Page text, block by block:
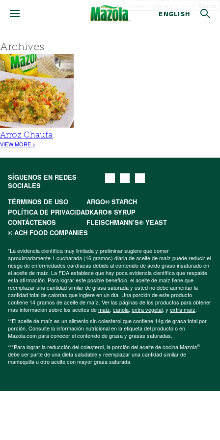
ENGLISH
Archives
Arroz Chaufa
VIEW MORE >
SÍGUENOS EN REDES
SOCIALES
TÉRMINOS DE USO
ARGO® STARCH
POLÍTICA DE PRIVACIDADKARO® SYRUP
CONTÁCTENOS
FLEISCHMANN’S® YEAST
© ACH FOOD COMPANIES
*La evidencia científica muy limitada y preliminar sugiere que comer
aproximadamente 1 cucharada (16 gramos) diaria de aceite de maíz puede reducir el
riesgo de enfermedades cardíacas debido al contenido de ácido graso insaturado en
el aceite de maíz. La FDA establece que hay poca evidencia científica que respalde
esta afirmación. Para lograr este posible beneficio, el aceite de maíz tiene que
reemplazar una cantidad similar de grasa saturada y usted no debe aumentar la
cantidad total de calorías que ingiere en un día. Una porción de este producto
contiene 14 gramos de aceite de maíz. Ver las páginas de los productos para obtener
más información sobre los aceites demaíz, canola, extra vegetal, y extra maíz.
**El aceite de maíz es un alimento sin colesterol que contiene 14g de grasa total por
porción. Consulte la información nutricional en la etiqueta del producto o en
Mazola.com para conocer el contenido de grasa y grasas saturadas.
***Para lograr la reducción del colesterol, la porción del aceite de cocina Mazola®
debe ser parte de una dieta saludable y reemplazar una cantidad similar de
mantequilla u otro aceite con mayor grasa saturada.